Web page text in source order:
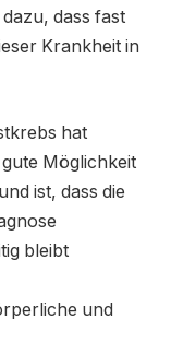
dass fast
Krankheit in
hat
Möglichkeit
ist, dass die
bleibt
und